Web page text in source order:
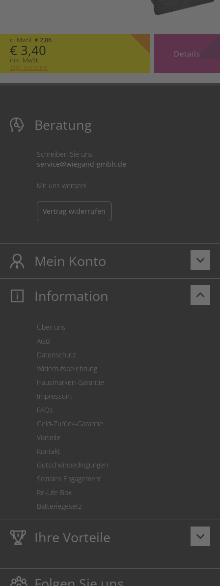
o. MwSt. € 2,86
€ 3,40
inkl. MwSt.
zzgl. Versand
Details
Beratung
Schreiben Sie uns:
service@wiegand-gmbh.de
Mit uns werben!
Vertrag widerrufen
keyboard_arrow_down
Mein Konto
Mein Konto
Cookie Einstellungen
keyboard_arrow_up
Information
Über uns
AGB
Datenschutz
Widerrufsbelehrung
Hausmarken-Garantie
Impressum
FAQs
Geld-Zurück-Garantie
Vorteile
Kontakt
Gutscheinbedingungen
Soziales Engagement
Re-Life Box
Batteriegesetz
keyboard_arrow_down
Ihre Vorteile
LebenslangeHausmarke Garantieauf Toner und Tinte
schützt auch Ihren Drucker.